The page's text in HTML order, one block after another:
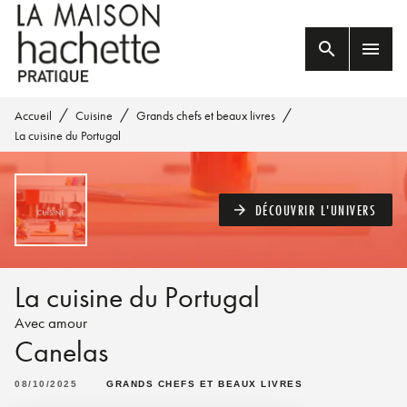
MENU RECHERCHE
PIED DE PAGE
search menu
Accueil / Cuisine / Grands chefs et beaux livres /
La cuisine du Portugal
arrow_forward DÉCOUVRIR L'UNIVERS
La cuisine du Portugal
Avec amour
Canelas
08/10/2025 GRANDS CHEFS ET BEAUX LIVRES